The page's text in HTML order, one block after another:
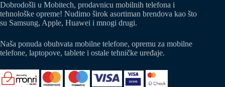
Dobrodošli u Mobitech, prodavnicu mobilnih telefona i
tehnološke opreme! Nudimo širok asortiman brendova kao što
su Samsung, Apple, Huawei i mnogi drugi.
Naša ponuda obuhvata mobilne telefone, opremu za mobilne
telefone, laptopove, tablete i ostale tehničke uređaje.